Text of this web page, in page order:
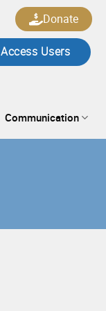
Access Users
Donate
Communication